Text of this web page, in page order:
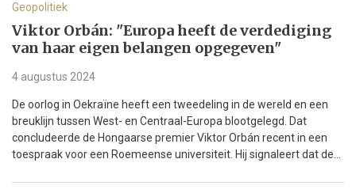
Geopolitiek
Viktor Orbán: "Europa heeft de verdediging
van haar eigen belangen opgegeven"
4 augustus 2024
De oorlog in Oekraïne heeft een tweedeling in de wereld en een
breuklijn tussen West- en Centraal-Europa blootgelegd. Dat
concludeerde de Hongaarse premier Viktor Orbán recent in een
toespraak voor een Roemeense universiteit. Hij signaleert dat de...